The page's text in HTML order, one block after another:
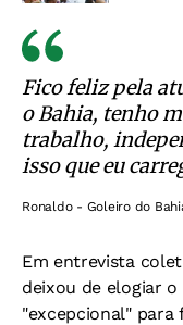
Fico feliz pela
o Bahia, tenho
trabalho,
isso que eu
Ronaldo - Goleiro do
Em entrevista
deixou de elogiar
"excepcional" para